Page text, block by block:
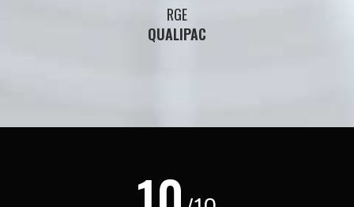
RGE
QUALIPAC